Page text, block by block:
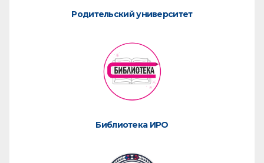
Родительский университет
Библиотека ИРО